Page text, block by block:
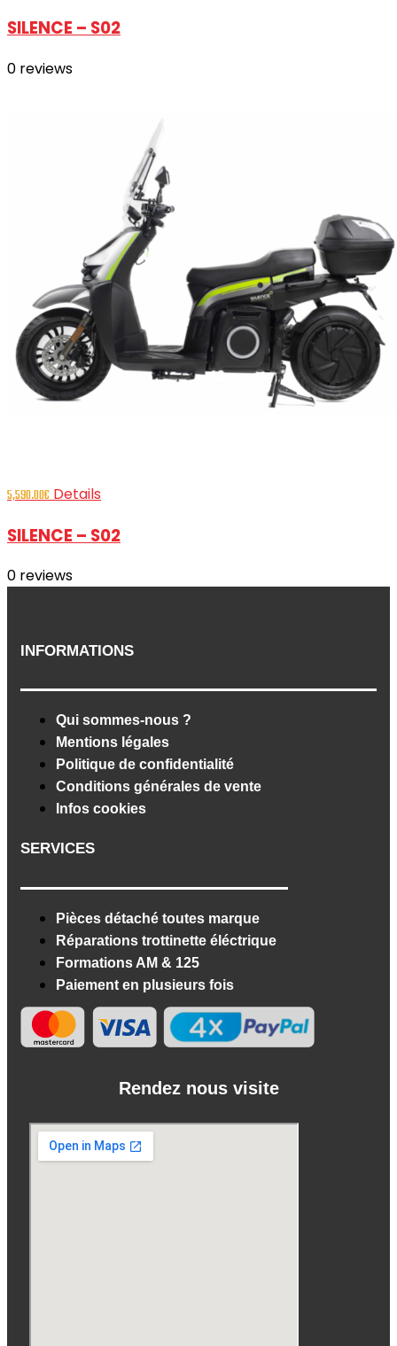
SILENCE – S02
0 reviews
5,590.00€ Details
SILENCE – S02
0 reviews
INFORMATIONS
Qui sommes-nous ?
Mentions légales
Politique de confidentialité
Conditions générales de vente
Infos cookies
SERVICES
Pièces détaché toutes marque
Réparations trottinette éléctrique
Formations AM & 125
Paiement en plusieurs fois
Rendez nous visite